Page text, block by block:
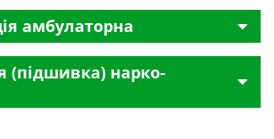
амбулаторна
(підшивка) нарко-